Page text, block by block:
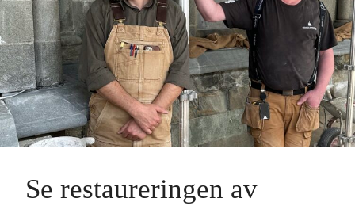
Ditt besøk
Se restaureringen av